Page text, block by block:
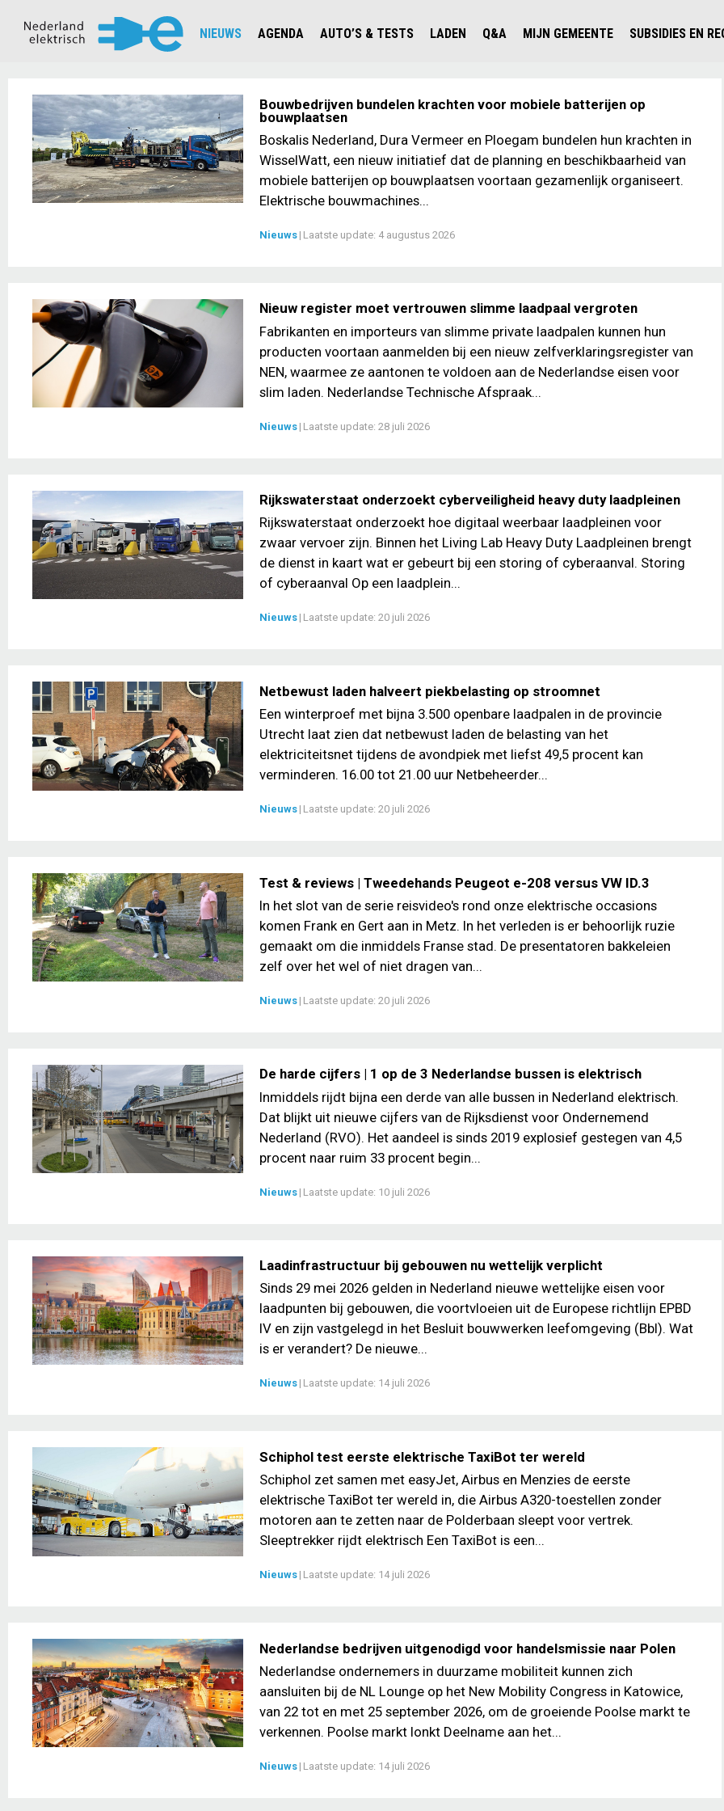
NIEUWS
CIJFERS EN STATISTIEKEN EV'S IN NEDERLAND
AANMELDEN NIEUWSBRIEF
AGENDA
AUTO’S & TESTS
JOUW VOLGENDE AUTO ELEKTRISCH?
LADEN
Q&A
SLIM LADEN
VEILIGHEID
MIJN GEMEENTE
SUBSIDIES EN
Bouwbedrijven bundelen krachten voor mobiele batterijen op
bouwplaatsen
Boskalis Nederland, Dura Vermeer en Ploegam bundelen hun krachten in
WisselWatt, een nieuw initiatief dat de planning en beschikbaarheid van
mobiele batterijen op bouwplaatsen voortaan gezamenlijk organiseert.
Elektrische bouwmachines...
Nieuws | Laatste update: 4 augustus 2026
Nieuw register moet vertrouwen slimme laadpaal vergroten
Fabrikanten en importeurs van slimme private laadpalen kunnen hun
producten voortaan aanmelden bij een nieuw zelfverklaringsregister van
NEN, waarmee ze aantonen te voldoen aan de Nederlandse eisen voor
slim laden. Nederlandse Technische Afspraak...
Nieuws | Laatste update: 28 juli 2026
Rijkswaterstaat onderzoekt cyberveiligheid heavy duty laadpleinen
Rijkswaterstaat onderzoekt hoe digitaal weerbaar laadpleinen voor
zwaar vervoer zijn. Binnen het Living Lab Heavy Duty Laadpleinen brengt
de dienst in kaart wat er gebeurt bij een storing of cyberaanval. Storing
of cyberaanval Op een laadplein...
Nieuws | Laatste update: 20 juli 2026
Netbewust laden halveert piekbelasting op stroomnet
Een winterproef met bijna 3.500 openbare laadpalen in de provincie
Utrecht laat zien dat netbewust laden de belasting van het
elektriciteitsnet tijdens de avondpiek met liefst 49,5 procent kan
verminderen. 16.00 tot 21.00 uur Netbeheerder...
Nieuws | Laatste update: 20 juli 2026
Test & reviews | Tweedehands Peugeot e-208 versus VW ID.3
In het slot van de serie reisvideo's rond onze elektrische occasions
komen Frank en Gert aan in Metz. In het verleden is er behoorlijk ruzie
gemaakt om die inmiddels Franse stad. De presentatoren bakkeleien
zelf over het wel of niet dragen van...
Nieuws | Laatste update: 20 juli 2026
De harde cijfers | 1 op de 3 Nederlandse bussen is elektrisch
Inmiddels rijdt bijna een derde van alle bussen in Nederland elektrisch.
Dat blijkt uit nieuwe cijfers van de Rijksdienst voor Ondernemend
Nederland (RVO). Het aandeel is sinds 2019 explosief gestegen van 4,5
procent naar ruim 33 procent begin...
Nieuws | Laatste update: 10 juli 2026
Laadinfrastructuur bij gebouwen nu wettelijk verplicht
Sinds 29 mei 2026 gelden in Nederland nieuwe wettelijke eisen voor
laadpunten bij gebouwen, die voortvloeien uit de Europese richtlijn EPBD
IV en zijn vastgelegd in het Besluit bouwwerken leefomgeving (Bbl). Wat
is er verandert? De nieuwe...
Nieuws | Laatste update: 14 juli 2026
Schiphol test eerste elektrische TaxiBot ter wereld
Schiphol zet samen met easyJet, Airbus en Menzies de eerste
elektrische TaxiBot ter wereld in, die Airbus A320-toestellen zonder
motoren aan te zetten naar de Polderbaan sleept voor vertrek.
Sleeptrekker rijdt elektrisch Een TaxiBot is een...
Nieuws | Laatste update: 14 juli 2026
Nederlandse bedrijven uitgenodigd voor handelsmissie naar Polen
Nederlandse ondernemers in duurzame mobiliteit kunnen zich
aansluiten bij de NL Lounge op het New Mobility Congress in Katowice,
van 22 tot en met 25 september 2026, om de groeiende Poolse markt te
verkennen. Poolse markt lonkt Deelname aan het...
Nieuws | Laatste update: 14 juli 2026